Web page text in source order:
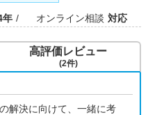
年 オンライン相談 対応
解決に向けて、一緒に考
高評価レビュー
(2件)